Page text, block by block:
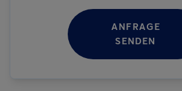
ANFRAGE
SENDEN